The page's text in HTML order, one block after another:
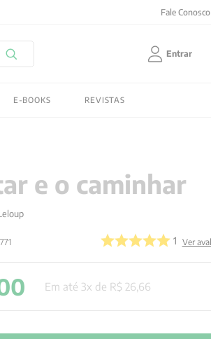
Fale Conosco
Entrar
E-BOOKS REVISTAS
e o caminhar
1 Ver
Em até 3x de R$ 26 66